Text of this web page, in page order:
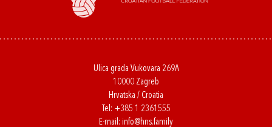
Ulica grada Vukovara 269A
10000 Zagreb
Hrvatska / Croatia
Tel: +385 1 2361555
E-mail: info@hns.family